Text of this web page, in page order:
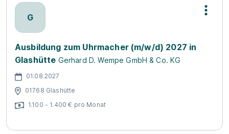
G
Ausbildung zum Uhrmacher (m/w/d) 2027 in
Glashütte Gerhard D. Wempe GmbH & Co. KG
01.08.2027
01768 Glashütte
1.100 - 1.400 € pro Monat